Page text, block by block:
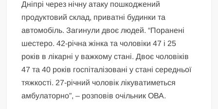
Дніпрі через нічну атаку пошкоджений
продуктовий склад, приватні будинки та
автомобіль. Загинули двоє людей. “Поранені
шестеро. 42-річна жінка та чоловіки 47 і 25
років в лікарні у важкому стані. Двоє чоловіків
47 та 40 років госпіталізовані у стані середньої
тяжкості. 27-річний чоловік лікуватиметься
амбулаторно”, – розповів очільник ОВА.